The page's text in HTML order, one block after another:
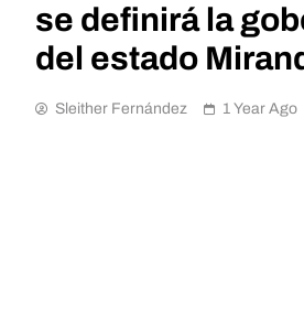
se definirá la
del estado
Sleither Fernández 1 Year Ago